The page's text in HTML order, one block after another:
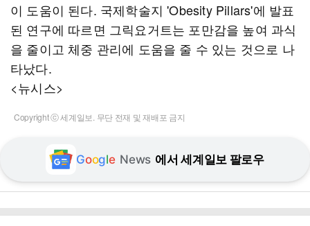
이 도움이 된다. 국제학술지 'Obesity Pillars'에 발표
된 연구에 따르면 그릭요거트는 포만감을 높여 과식
을 줄이고 체중 관리에 도움을 줄 수 있는 것으로 나
타났다.
<뉴시스>
Copyright ⓒ 세계일보. 무단 전재 및 재배포 금지
Google News 에서 세계일보 팔로우